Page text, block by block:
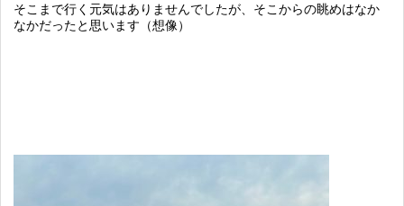
そこまで行く元気はありませんでしたが、そこからの眺めはなか
なかだったと思います（想像）